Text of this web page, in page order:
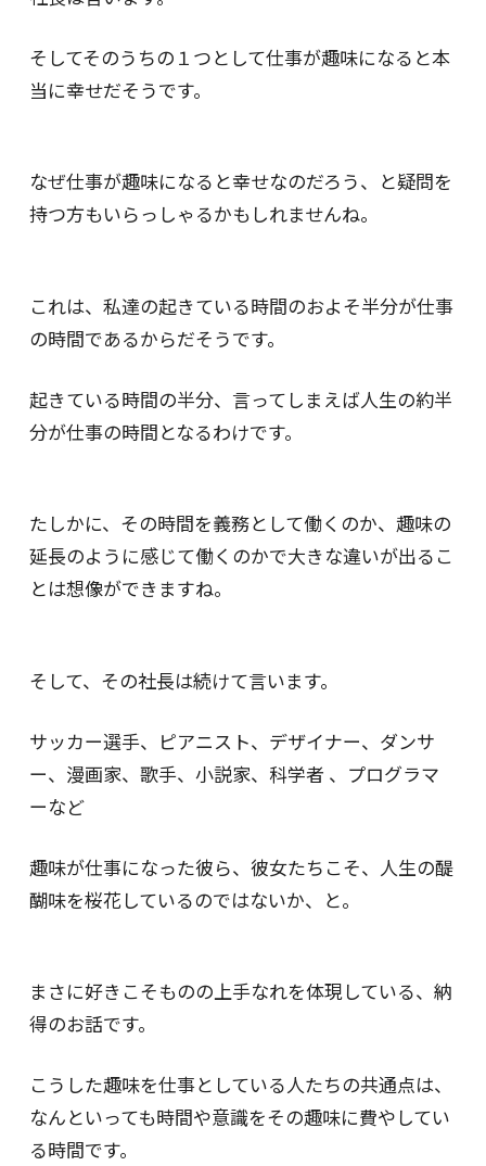
そしてそのうちの１つとして仕事が趣味になると本
当に幸せだそうです。
なぜ仕事が趣味になると幸せなのだろう、と疑問を
持つ方もいらっしゃるかもしれませんね。
これは、私達の起きている時間のおよそ半分が仕事
の時間であるからだそうです。
起きている時間の半分、言ってしまえば人生の約半
分が仕事の時間となるわけです。
たしかに、その時間を義務として働くのか、趣味の
延長のように感じて働くのかで大きな違いが出るこ
とは想像ができますね。
そして、その社長は続けて言います。
サッカー選手、ピアニスト、デザイナー、ダンサ
ー、漫画家、歌手、小説家、科学者 、プログラマ
ーなど
趣味が仕事になった彼ら、彼女たちこそ、人生の醍
醐味を桜花しているのではないか、と。
まさに好きこそものの上手なれを体現している、納
得のお話です。
こうした趣味を仕事としている人たちの共通点は、
なんといっても時間や意識をその趣味に費やしてい
る時間です。